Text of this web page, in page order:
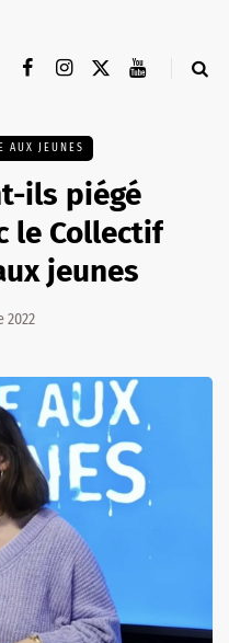
AUX JEUNES
ils piégé
le Collectif
jeunes
2022